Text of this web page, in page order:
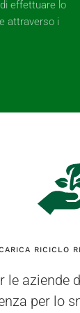
effettuare lo
attraverso i
RICICLO
aziende
per lo